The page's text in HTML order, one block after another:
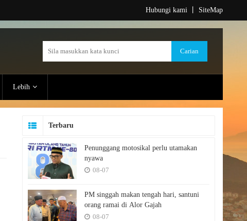
Hubungi kami SiteMap
Lebih
Terbaru
Penunggang motosikal perlu utamakan
nyawa
08-07
PM singgah makan tengah hari, santuni
orang ramai di Alor Gajah
08-07